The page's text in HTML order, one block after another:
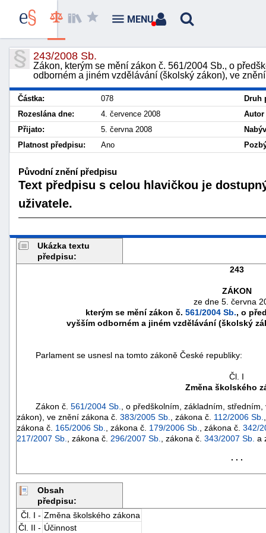
243/2008 Sb.
Zákon, kterým se mění zákon č. 561/2004 Sb., o
odborném a jiném vzdělávání (školský zákon), ve
Částka: 078
Druh
Rozeslána dne:
4. července 2008
Přijato:
5. června 2008
Platnost předpisu:
Ano
Původní znění předpisu
Text předpisu s celou hlavičkou je
uživatele.
Ukázka textu
předpisu:
243
ZÁKON
ze dne 5. června
kterým se mění zákon č. 561/2004 Sb., o
vyšším odborném a jiném vzdělávání (školský
Parlament se usnesl na tomto zákoně České republiky:
Čl. I
Změna školského
Zákon č. 561/2004 Sb.
, o předškolním, základním,
zákon), ve znění zákona č. 383/2005 Sb. , zákona č. 112/2006 Sb.
zákona č. 165/2006 Sb. , zákona č. 179/2006 Sb. , zákona č. 342/
217/2007 Sb.
, zákona č. 296/2007 Sb. , zákona č. 343/2007 Sb. a
. . .
Obsah
předpisu:
Čl. I - Změna školského zákona
Čl. II - Účinnost
MENU
náhrady